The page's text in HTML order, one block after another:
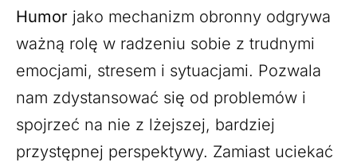
Humor jako mechanizm obronny odgrywa
ważną rolę w radzeniu sobie z trudnymi
emocjami, stresem i sytuacjami. Pozwala
nam zdystansować się od problemów i
spojrzeć na nie z lżejszej, bardziej
przystępnej perspektywy. Zamiast uciekać